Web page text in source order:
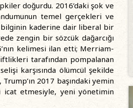
doğurdu. 2016’daki şok ve
temel gerçekleri ve
bilginin kaderine dair liberal bir
zengin bir sözcük dağarcığı
kelimesi ilan etti; Merriam-
tarafından pompalanan
karşısında ölümcül şekilde
Trump’ın 2017 başındaki yemin
icat etmesiyle, yeni yönetimin